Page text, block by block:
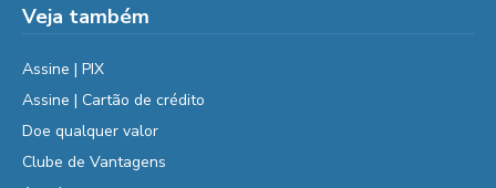
Veja também
Assine | PIX
Assine | Cartão de crédito
Doe qualquer valor
Clube de Vantagens